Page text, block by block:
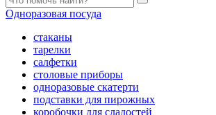
Одноразовая посуда
стаканы
тарелки
салфетки
столовые приборы
одноразовые скатерти
подставки для пирожных
коробочки для сладостей